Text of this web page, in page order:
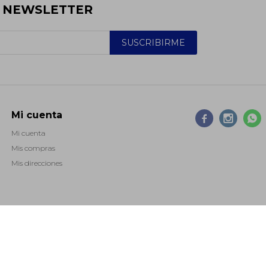
  
Mi cuenta
Mi cuenta
Mis compras
Mis direcciones
NEWSLETTER
SUSCRIBIRME